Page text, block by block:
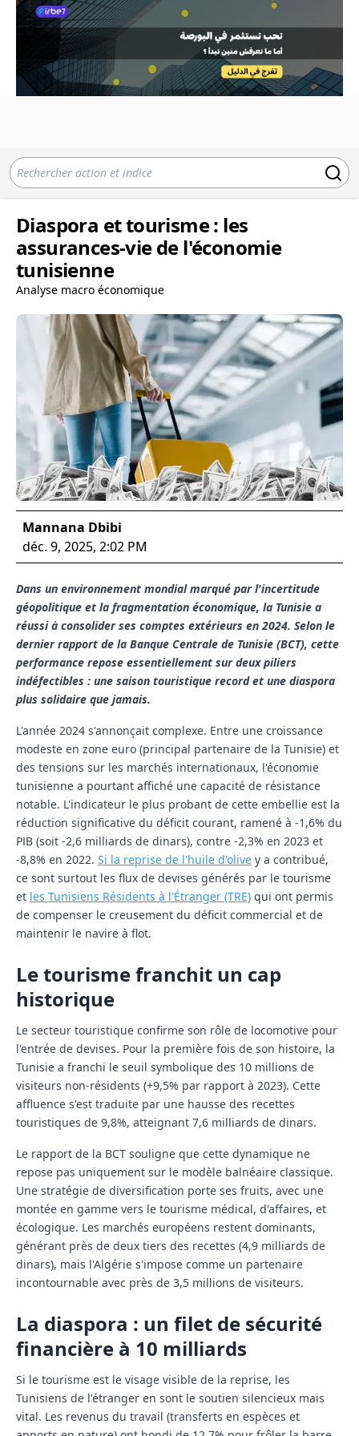
Diaspora et tourisme : les
assurances-vie de l'économie
tunisienne
Analyse macro économique
Mannana Dbibi
déc. 9, 2025, 2:02 PM
Dans un environnement mondial marqué par l'incertitude
géopolitique et la fragmentation économique, la Tunisie a
réussi à consolider ses comptes extérieurs en 2024. Selon le
dernier rapport de la Banque Centrale de Tunisie (BCT), cette
performance repose essentiellement sur deux piliers
indéfectibles : une saison touristique record et une diaspora
plus solidaire que jamais.
L'année 2024 s'annonçait complexe. Entre une croissance
modeste en zone euro (principal partenaire de la Tunisie) et
des tensions sur les marchés internationaux, l'économie
tunisienne a pourtant affiché une capacité de résistance
notable. L'indicateur le plus probant de cette embellie est la
réduction significative du déficit courant, ramené à -1,6% du
PIB (soit -2,6 milliards de dinars), contre -2,3% en 2023 et
-8,8% en 2022. Si la reprise de l'huile d'olive y a contribué,
ce sont surtout les flux de devises générés par le tourisme
et les Tunisiens Résidents à l'Étranger (TRE) qui ont permis
de compenser le creusement du déficit commercial et de
maintenir le navire à flot.
Le tourisme franchit un cap
historique
Le secteur touristique confirme son rôle de locomotive pour
l'entrée de devises. Pour la première fois de son histoire, la
Tunisie a franchi le seuil symbolique des 10 millions de
visiteurs non-résidents (+9,5% par rapport à 2023). Cette
affluence s'est traduite par une hausse des recettes
touristiques de 9,8%, atteignant 7,6 milliards de dinars.
Le rapport de la BCT souligne que cette dynamique ne
repose pas uniquement sur le modèle balnéaire classique.
Une stratégie de diversification porte ses fruits, avec une
montée en gamme vers le tourisme médical, d'affaires, et
écologique. Les marchés européens restent dominants,
générant près de deux tiers des recettes (4,9 milliards de
dinars), mais l'Algérie s'impose comme un partenaire
incontournable avec près de 3,5 millions de visiteurs.
La diaspora : un filet de sécurité
financière à 10 milliards
Si le tourisme est le visage visible de la reprise, les
Tunisiens de l'étranger en sont le soutien silencieux mais
vital. Les revenus du travail (transferts en espèces et